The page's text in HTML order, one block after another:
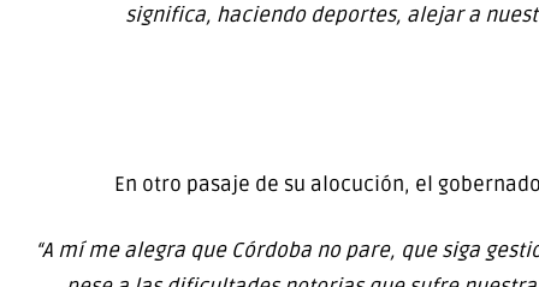
significa, haciendo deportes, alejar a
En otro pasaje de su alocución, el
“A mí me alegra que Córdoba no pare, que siga